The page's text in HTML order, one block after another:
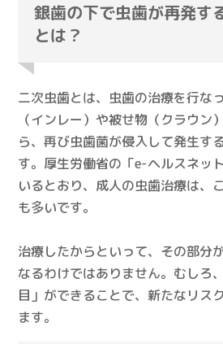
銀歯の下で虫歯が再発す
とは？
二次虫歯とは、虫歯の治療を行な
（インレー）や被せ物（クラウン
ら、再び虫歯菌が侵入して発生す
す。厚生労働省の「e-ヘルスネッ
いるとおり、成人の虫歯治療は、
も多いです。
治療したからといって、その部分
なるわけではありません。むしろ
目」ができることで、新たなリス
ます。